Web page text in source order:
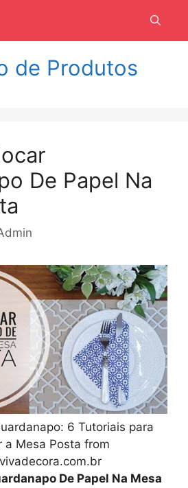
de Produtos
De Papel Na
6 Tutoriais para
a Mesa Posta from
De Papel Na Mesa